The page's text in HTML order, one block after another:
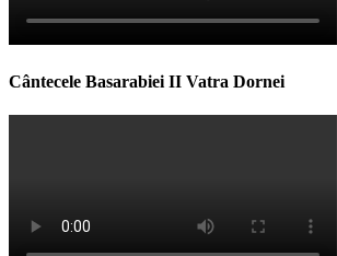
Cântecele Basarabiei II Vatra Dornei